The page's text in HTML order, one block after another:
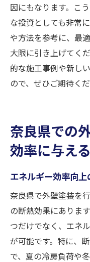
因にもなります。こ
な投資としても非常
や方法を参考に、最
大限に引き上げてく
的な施工事例や新し
ので、ぜひご期待くだ
奈良県での
効率に与え
エネルギー効率向
奈良県で外壁塗装を
の断熱効果にありま
つだけでなく、エネ
が可能です。特に、
で、夏の冷房負荷や